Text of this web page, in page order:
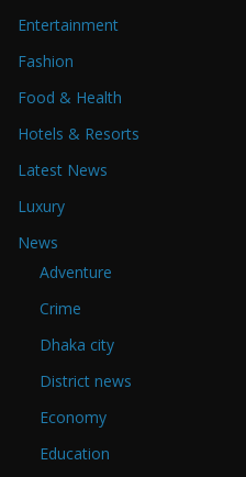
Entertainment
Fashion
Food & Health
Hotels & Resorts
Latest News
Luxury
News
Adventure
Crime
Dhaka city
District news
Economy
Education